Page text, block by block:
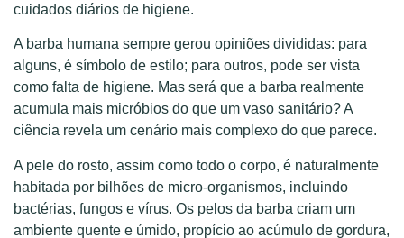
cuidados diários de higiene.
A barba humana sempre gerou opiniões divididas: para
alguns, é símbolo de estilo; para outros, pode ser vista
como falta de higiene. Mas será que a barba realmente
acumula mais micróbios do que um vaso sanitário? A
ciência revela um cenário mais complexo do que parece.
A pele do rosto, assim como todo o corpo, é naturalmente
habitada por bilhões de micro-organismos, incluindo
bactérias, fungos e vírus. Os pelos da barba criam um
ambiente quente e úmido, propício ao acúmulo de gordura,